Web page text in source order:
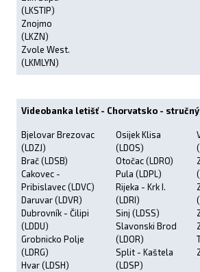
(LKSTIP)
Znojmo
(LKZN)
Zvole West.
(LKMLYN)
Videobanka letišť - Chorvatsko -
Bjelovar Brezovac
(LDZJ)
Brač (LDSB)
Cakovec -
Pribislavec (LDVC)
Daruvar (LDVR)
Dubrovník - Čilipi
(LDDU)
Grobnicko Polje
(LDRG)
Hvar (LDSH)
Osijek Klisa
(LDOS)
Otočac (LDRO)
Pula (LDPL)
Rijeka - Krk I.
(LDRI)
Sinj (LDSS)
Slavonski Brod
(LDOR)
Split - Kaštela
(LDSP)